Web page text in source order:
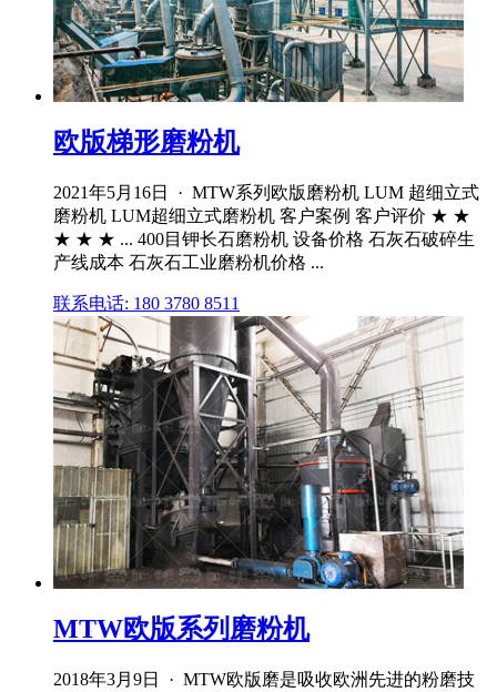
欧版梯形磨粉机
2021年5月16日 · MTW系列欧版磨粉机 LUM 超细立式
磨粉机 LUM超细立式磨粉机 客户案例 客户评价 ★ ★
★ ★ ★ ... 400目钾长石磨粉机 设备价格 石灰石破碎生
产线成本 石灰石工业磨粉机价格 ...
联系电话: 180 3780 8511
MTW欧版系列磨粉机
2018年3月9日 · MTW欧版磨是吸收欧洲先进的粉磨技